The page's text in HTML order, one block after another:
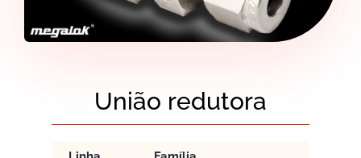
Contacto
União redutora